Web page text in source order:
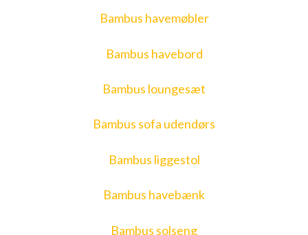
Bambus havemøbler
Bambus havebord
Bambus loungesæt
Bambus sofa udendørs
Bambus liggestol
Bambus havebænk
Bambus solseng